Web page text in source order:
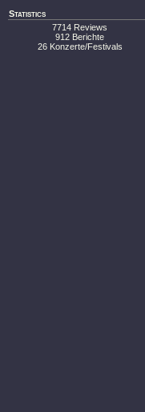
Statistics
7714 Reviews
912 Berichte
26 Konzerte/Festivals